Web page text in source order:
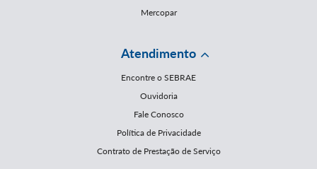
Mercopar
Atendimento
Encontre o SEBRAE
Ouvidoria
Fale Conosco
Política de Privacidade
Contrato de Prestação de Serviço